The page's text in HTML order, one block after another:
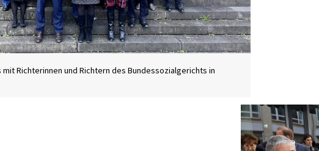
Richterinnen und Richtern des Bundessozialgerichts in